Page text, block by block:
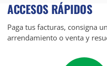
ACCESOS RÁPIDOS
Paga tus facturas, consigna
arrendamiento o venta y